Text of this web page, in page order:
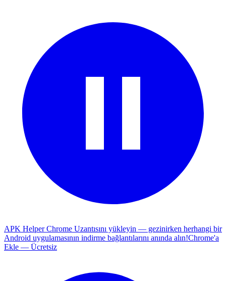
APK Helper Chrome Uzantısını yükleyin — gezinirken herhangi bir
Android uygulamasının indirme bağlantılarını anında alın!Chrome'a
Ekle — Ücretsiz